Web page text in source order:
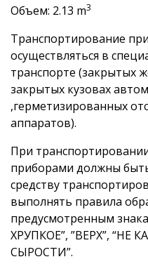
Объем: 2.13 m3
Транспортирование
осуществляться в
транспорте (закрытых
закрытых кузовах
,герметизированных
аппаратов).
При
приборами должны
средству
выполнять правила
предусмотренным
ХРУПКОЕ”, ”ВЕРХ”, “НЕ
СЫРОСТИ”.